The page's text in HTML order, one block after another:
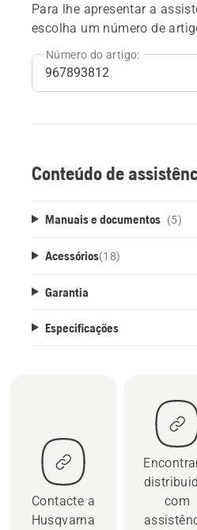
Para lhe apresentar a
escolha um número de
Número do artigo:
Conteúdo de
Manuais e documentos (5)
Acessórios(18)
Garantia
Especificações
Contacte a
Husqvarna
com